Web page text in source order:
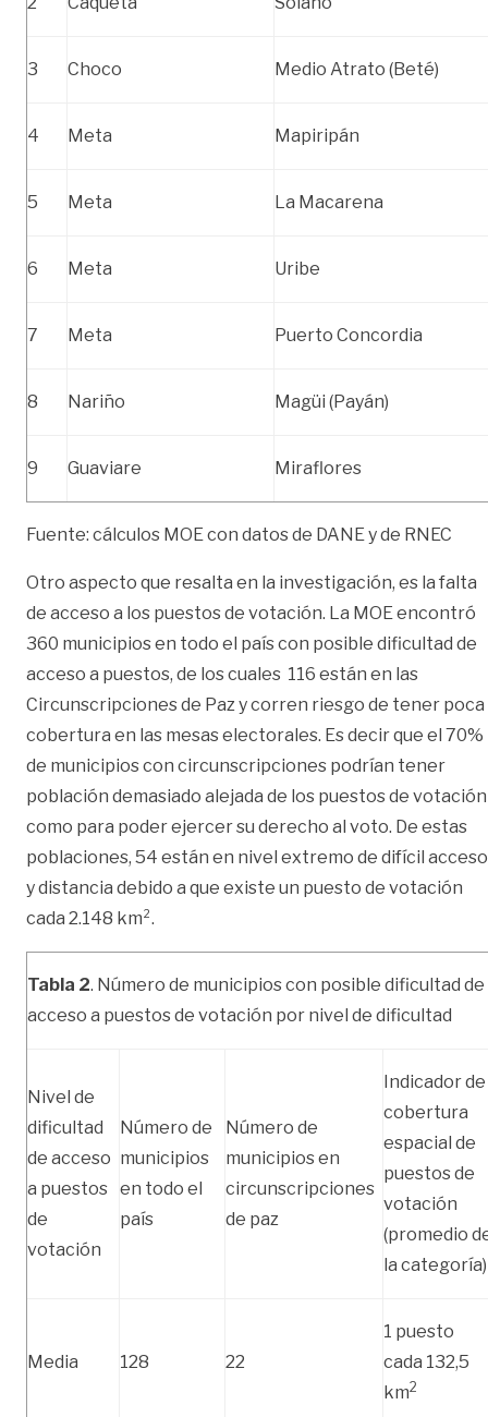
3 Choco Medio Atrato (Beté)
4 Meta Mapiripán
5 Meta La Macarena
6 Meta Uribe
7 Meta Puerto Concordia
8 Nariño Magüi (Payán)
9 Guaviare Miraflores
Fuente: cálculos MOE con datos de DANE y de RNEC
Otro aspecto que resalta en la investigación, es la falta
de acceso a los puestos de votación. La MOE encontró
360 municipios en todo el país con posible dificultad de
acceso a puestos, de los cuales 116 están en las
Circunscripciones de Paz y corren riesgo de tener poca
cobertura en las mesas electorales. Es decir que el 70%
de municipios con circunscripciones podrían tener
población demasiado alejada de los puestos de votación
como para poder ejercer su derecho al voto. De estas
poblaciones, 54 están en nivel extremo de difícil acceso
y distancia debido a que existe un puesto de votación
cada 2.148 km².
Tabla 2. Número de municipios con posible dificultad de
acceso a puestos de votación por nivel de dificultad
Nivel de
dificultad
de acceso
a puestos
de
votación
Número de
municipios
en todo el
país
Número de
municipios en
circunscripciones
de paz
Indicador de
cobertura
espacial de
puestos de
votación
(promedio
la categoría)
Media 128 22
1 puesto
cada 132,5
km2